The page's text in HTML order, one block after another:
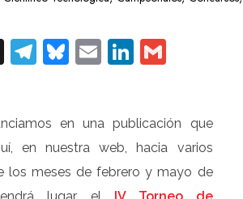
X Telegram
Bluesky
EmailLinkedIn
en una publicación que
en nuestra web, hacia varios
los meses de febrero y mayo de